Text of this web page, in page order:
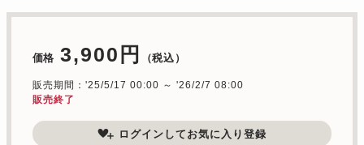
価格 3,900円 （税込）
販売期間：'25/5/17 00:00 ～ '26/2/7 08:00
販売終了
ログインしてお気に入り登録